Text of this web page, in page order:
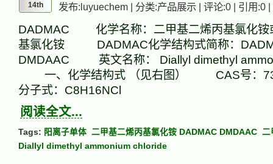
14th
发布:luyuechem | 分类:产品展示 | 评论:0 | 引用:0 |
DADMAC 化学名称：二甲基二烯丙基氯化铵
基氯化铵 DADMAC化学结构式简称：
DMDAAC 英文名称： Diallyl dimethyl
一、化学结构式 （见右图） CAS号
分子式：C8H16NCl
阅读全文...
Tags: 阳离子单体 二甲基二烯丙基氯化铵 DADMAC DMDAAC 二
Diallyl dimethyl ammonium chloride